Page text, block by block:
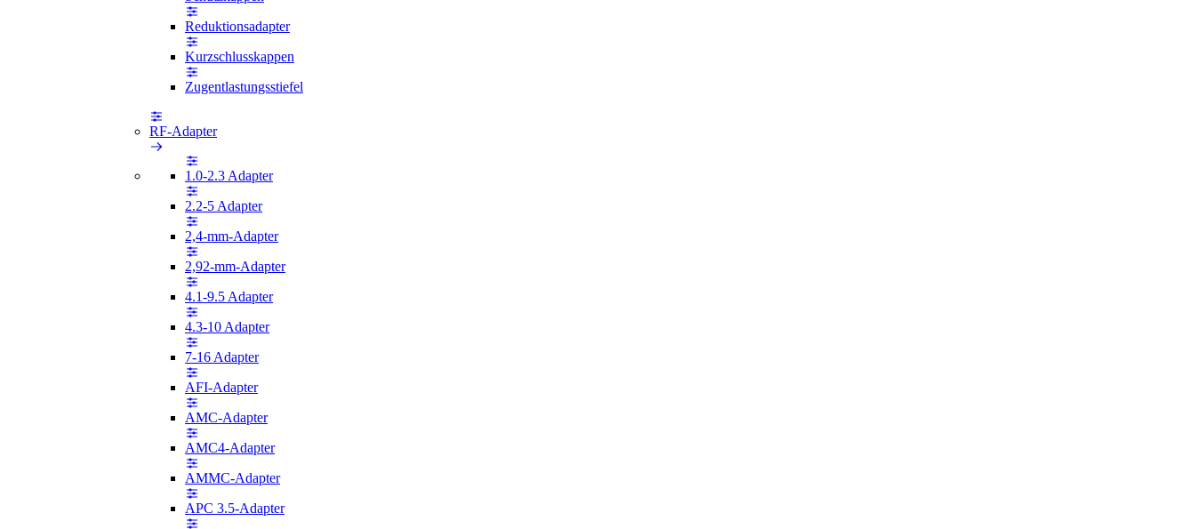
Reduktionsadapter
Kurzschlusskappen
Zugentlastungsstiefel
RF-Adapter
1.0-2.3 Adapter
2.2-5 Adapter
2,4-mm-Adapter
2,92-mm-Adapter
4.1-9.5 Adapter
4.3-10 Adapter
7-16 Adapter
AFI-Adapter
AMC-Adapter
AMC4-Adapter
AMMC-Adapter
APC 3.5-Adapter